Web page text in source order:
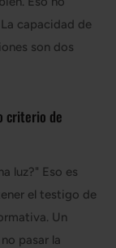
capacidad de
son dos
criterio de
luz?" Eso es
el testigo de
Un
pasar la